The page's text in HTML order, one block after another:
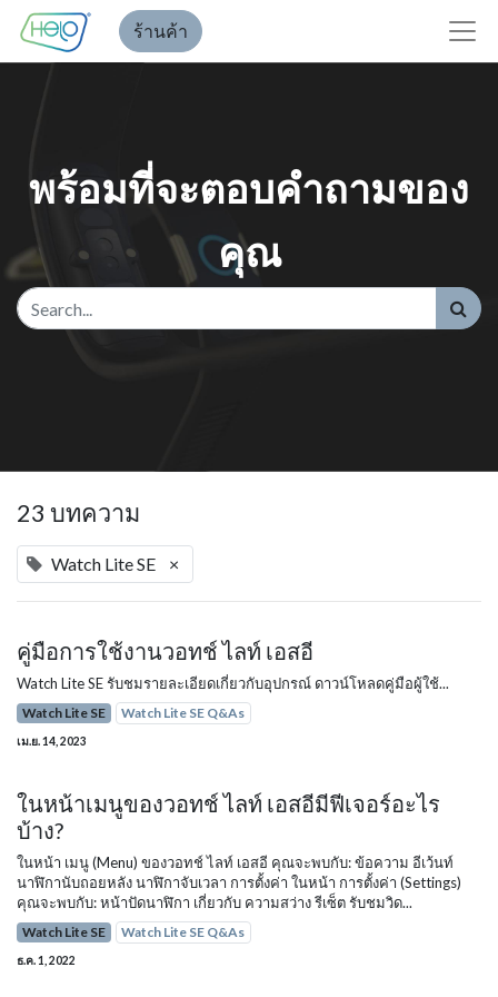
ร้านค้า
พร้อมที่จะตอบคำถามของ
คุณ
23 บทความ
Watch Lite SE ×
คู่มือการใช้งานวอทช์ ไลท์ เอสอี
Watch Lite SE รับชมรายละเอียดเกี่ยวกับอุปกรณ์ ดาวน์โหลดคู่มือผู้ใช้...
Watch Lite SE Watch Lite SE Q&As
เม.ย. 14, 2023
ในหน้าเมนูของวอทช์ ไลท์ เอสอีมีฟีเจอร์อะไร
บ้าง?
ในหน้า เมนู (Menu) ของวอทช์ ไลท์ เอสอี คุณจะพบกับ: ข้อความ อีเว้นท์
นาฬิกานับถอยหลัง นาฬิกาจับเวลา การตั้งค่า ในหน้า การตั้งค่า (Settings)
คุณจะพบกับ: หน้าปัดนาฬิกา เกี่ยวกับ ความสว่าง รีเซ็ต รับชมวิด...
Watch Lite SE Watch Lite SE Q&As
ธ.ค. 1, 2022